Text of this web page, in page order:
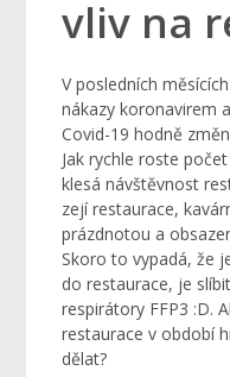
vliv na
V posledních
nákazy koronavirem
Covid-19 hodně
Jak rychle roste
klesá návštěvnost
zejí restaurace,
prázdnotou a
Skoro to vypadá, že
do restaurace, je
respirátory FFP3 :D.
restaurace v období
dělat?